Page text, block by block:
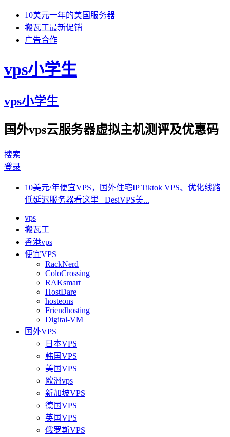
10美元一年的美国服务器
搬瓦工最新促销
广告合作
vps小学生
vps小学生
国外vps云服务器虚拟主机测评及优惠码
搜索
登录
10美元/年便宜VPS，国外住宅IP Tiktok VPS、优化线路
低延迟服务器看这里 DesiVPS美...
vps
搬瓦工
香港vps
便宜VPS
RackNerd
ColoCrossing
RAKsmart
HostDare
hosteons
Friendhosting
Digital-VM
国外VPS
日本VPS
韩国VPS
美国VPS
欧洲vps
新加坡VPS
德国VPS
英国VPS
俄罗斯VPS